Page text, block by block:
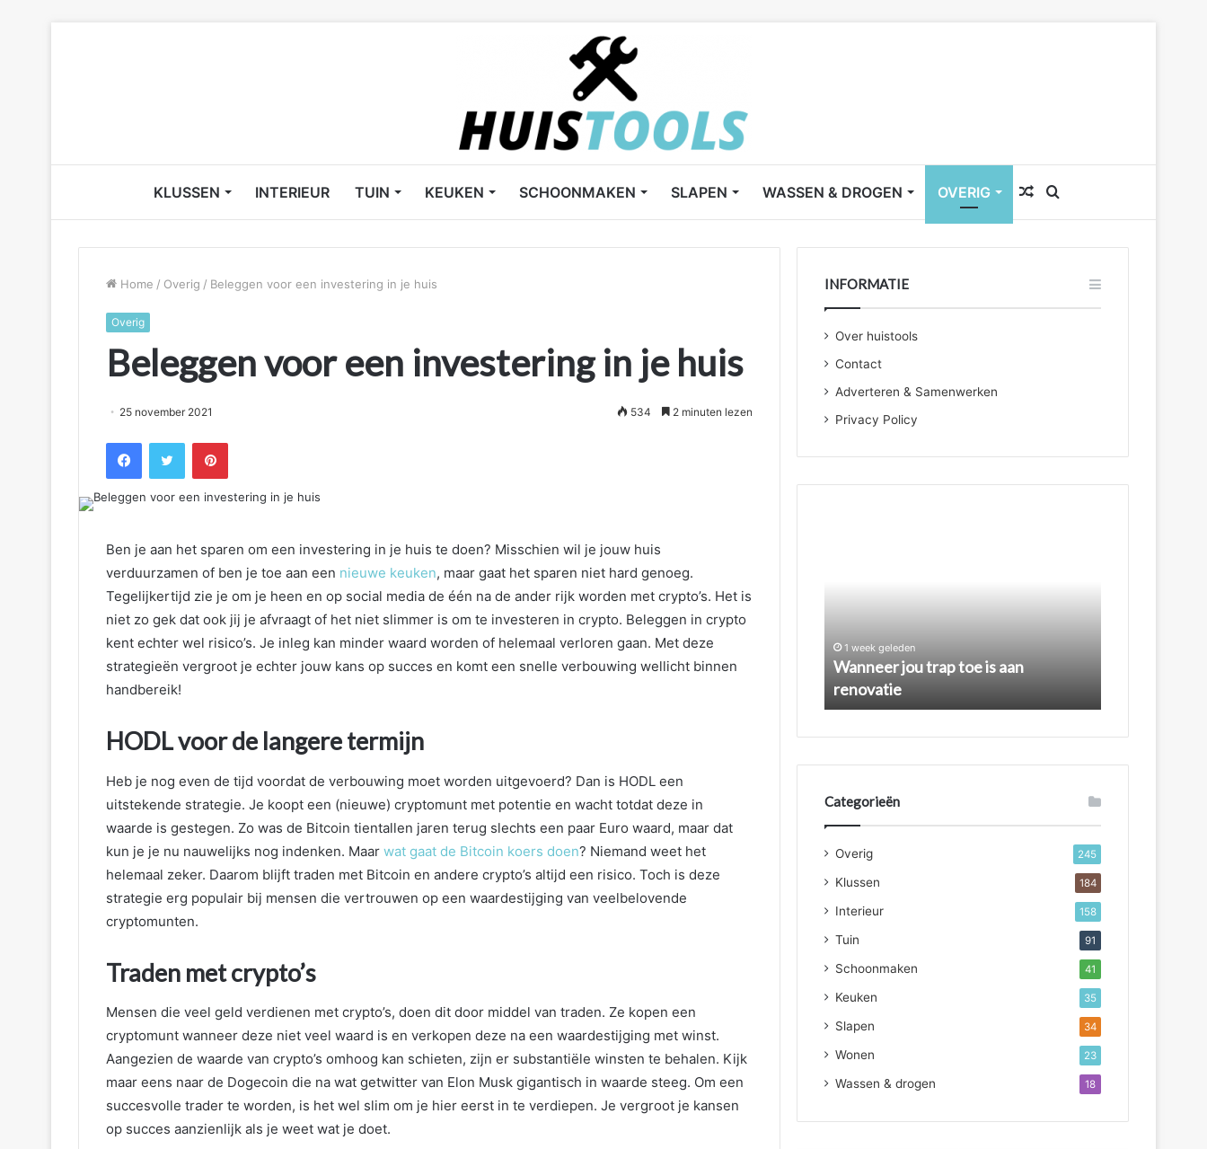
KLUSSEN INTERIEUR TUIN KEUKEN SCHOONMAKEN SLAPEN WASSEN & DROGEN OVERIG
naar
Willekeurig
artikel
Home / Overig / Beleggen voor een investering in je huis
Overig
Beleggen voor een investering in je huis
25 november 2021 534 2 minuten lezen
FacebookTwitter Pinterest
Ben je aan het sparen om een investering in je huis te doen? Misschien wil je jouw huis
verduurzamen of ben je toe aan een nieuwe keuken, maar gaat het sparen niet hard genoeg.
Tegelijkertijd zie je om je heen en op social media de één na de ander rijk worden met crypto’s. Het is
niet zo gek dat ook jij je afvraagt of het niet slimmer is om te investeren in crypto. Beleggen in crypto
kent echter wel risico’s. Je inleg kan minder waard worden of helemaal verloren gaan. Met deze
strategieën vergroot je echter jouw kans op succes en komt een snelle verbouwing wellicht binnen
handbereik!
HODL voor de langere termijn
Heb je nog even de tijd voordat de verbouwing moet worden uitgevoerd? Dan is HODL een
uitstekende strategie. Je koopt een (nieuwe) cryptomunt met potentie en wacht totdat deze in
waarde is gestegen. Zo was de Bitcoin tientallen jaren terug slechts een paar Euro waard, maar dat
kun je je nu nauwelijks nog indenken. Maar wat gaat de Bitcoin koers doen? Niemand weet het
helemaal zeker. Daarom blijft traden met Bitcoin en andere crypto’s altijd een risico. Toch is deze
strategie erg populair bij mensen die vertrouwen op een waardestijging van veelbelovende
cryptomunten.
Traden met crypto’s
Mensen die veel geld verdienen met crypto’s, doen dit door middel van traden. Ze kopen een
cryptomunt wanneer deze niet veel waard is en verkopen deze na een waardestijging met winst.
Aangezien de waarde van crypto’s omhoog kan schieten, zijn er substantiële winsten te behalen. Kijk
maar eens naar de Dogecoin die na wat getwitter van Elon Musk gigantisch in waarde steeg. Om een
succesvolle trader te worden, is het wel slim om je hier eerst in te verdiepen. Je vergroot je kansen
op succes aanzienlijk als je weet wat je doet.
INFORMATIE
Over huistools
Contact
Adverteren & Samenwerken
Privacy Policy
1 week geleden
Wanneer jou trap toe is aan
renovatie
Categorieën
Overig 245
Klussen 184
Interieur 158
Tuin 91
Schoonmaken 41
Keuken 35
Slapen 34
Wonen 23
Wassen & drogen 18